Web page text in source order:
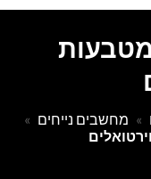
» מחשבים נייחים »